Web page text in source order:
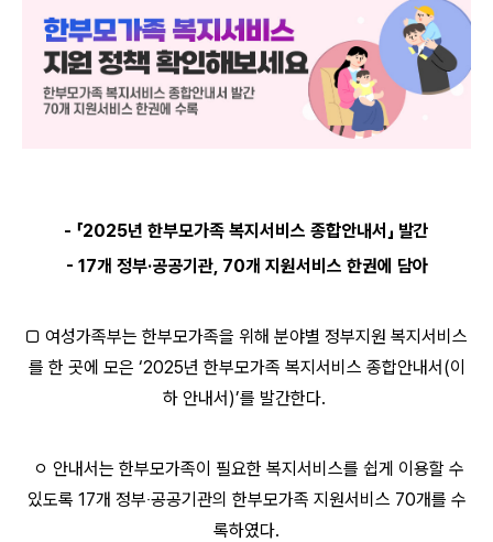
- 「2025년 한부모가족 복지서비스 종합안내서」 발간
- 17개 정부·공공기관, 70개 지원서비스 한권에 담아
□ 여성가족부는 한부모가족을 위해 분야별 정부지원 복지서비스
를 한 곳에 모은 ‘2025년 한부모가족 복지서비스 종합안내서(이
하 안내서)’를 발간한다.
ㅇ 안내서는 한부모가족이 필요한 복지서비스를 쉽게 이용할 수
있도록 17개 정부‧공공기관의 한부모가족 지원서비스 70개를 수
록하였다.